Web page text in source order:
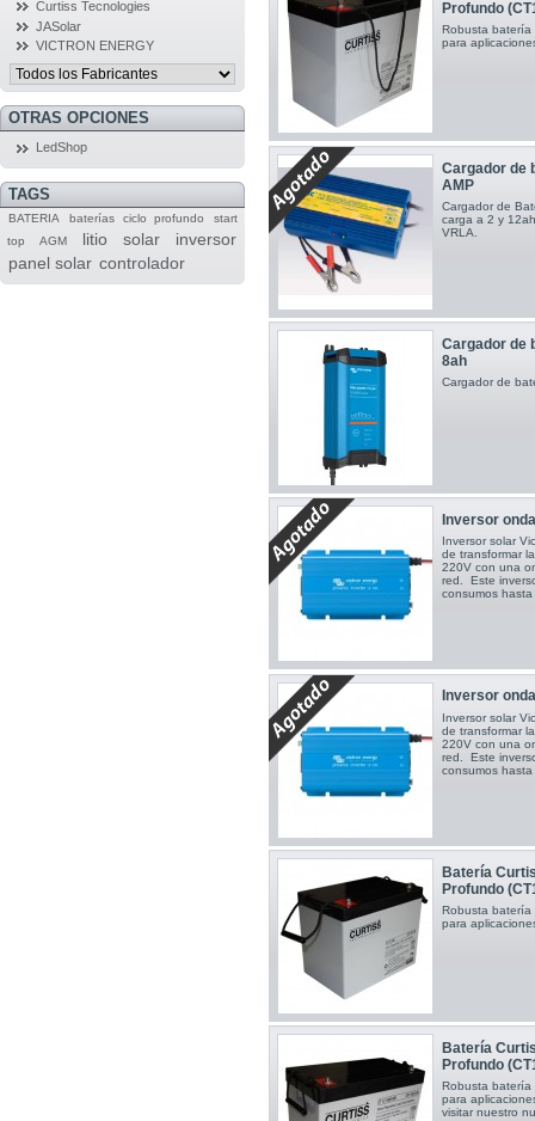
Curtiss Tecnologies
JASolar
VICTRON ENERGY
OTRAS OPCIONES
LedShop
TAGS
BATERIA baterías ciclo profundo
start
top
AGM litio solar
inversor
panel solar controlador
Profundo
Robusta batería
para
Cargador de
AMP
Cargador de
carga a 2 y
VRLA.
Cargador de
8ah
Cargador de
Inversor
Inversor solar
de transformar
220V con una
red. Este
consumos
Inversor
Inversor solar
de transformar
220V con una
red. Este
consumos
Batería
Profundo
Robusta batería
para
Batería
Profundo
Robusta batería
para
visitar nuestro